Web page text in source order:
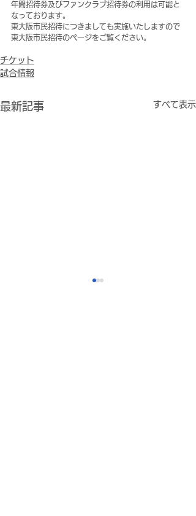
年間招待券及びファンクラブ招待券の利用は可能と
なっております。
東大阪市民招待につきましても実施いたしますので
東大阪市民招待のページをご覧ください。
チケット
試合情報
最新記事 すべて表示